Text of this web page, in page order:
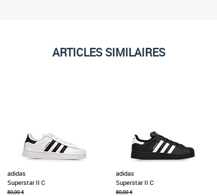
ARTICLES SIMILAIRES
adidas
Superstar II C
80,00 €
adidas
Superstar II C
80,00 €